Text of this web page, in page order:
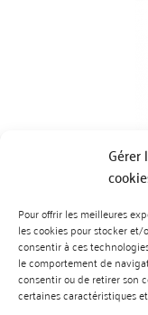
Gérer
Pour offrir les meilleures
les cookies pour stocker
consentir à ces
le comportement de
consentir ou de retirer son
certaines caractéristiques
BP 70023